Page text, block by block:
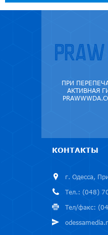
ПРИ
АКТИВНАЯ
КОНТАКТЫ
г. Одесса,
Тел.: (048)
Тел/факс: